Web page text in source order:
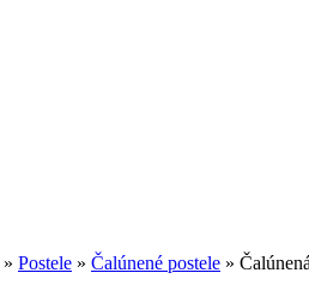
» Postele » Čalúnené postele »